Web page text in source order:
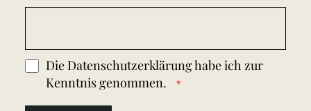
Die Datenschutzerklärunghabe ich zur
Kenntnis genommen.